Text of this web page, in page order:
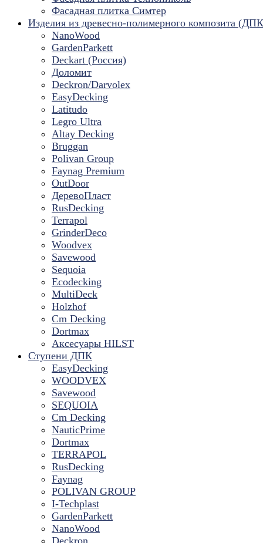
Фасадная плитка Симтер
Изделия из древесно-полимерного композита
NanoWood
GardenParkett
Deckart (Россия)
Доломит
Deckron/Darvolex
EasyDecking
Latitudo
Legro Ultra
Altay Decking
Bruggan
Polivan Group
Faynag Premium
OutDoor
ДеревоПласт
RusDecking
Terrapol
GrinderDeco
Woodvex
Savewood
Sequoia
Ecodecking
MultiDeck
Holzhof
Cm Decking
Dortmax
Аксесуары HILST
Ступени ДПК
EasyDecking
WOODVEX
Savewood
SEQUOIA
Cm Decking
NauticPrime
Dortmax
TERRAPOL
RusDecking
Faynag
POLIVAN GROUP
I-Techplast
GardenParkett
NanoWood
Deckron